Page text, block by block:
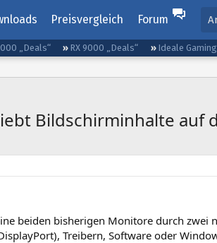
Preisvergleich Forum
„Deals“ RX 9000 „Deals“ Ideale
Bildschirminhalte auf
beiden bisherigen Monitore durch zwei
Treibern, Software oder